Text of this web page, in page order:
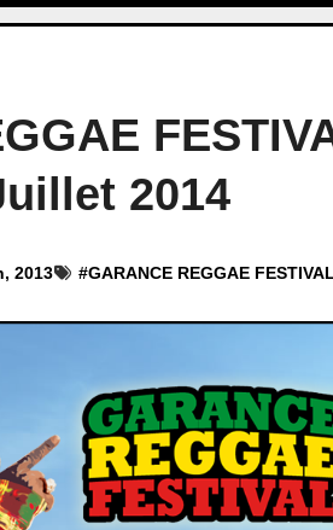
2014
2013 #GARANCE REGGAE FESTIVAL